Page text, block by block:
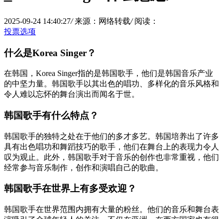
2025-09-24 14:40:27/ 来源：网络转载/ 阅读：
投票选项
什么是Korea Singer？
在韩国，Korea Singer指的是韩国歌手，他们是韩国音乐产业
的中坚力量。韩国歌手以其出色的唱功、多样化的音乐风格和
令人难以忘怀的舞台演出而闻名于世。
韩国歌手有什么特点？
韩国歌手的独特之处在于他们的多才多艺。韩国培养出了许多
具有出色唱功和舞蹈技巧的歌手，他们在舞台上的表现力令人
叹为观止。此外，韩国歌手对于音乐的创作也非常重视，他们
经常参与音乐制作，创作和演唱自己的歌曲。
韩国歌手在世界上有多受欢迎？
韩国歌手在世界范围内拥有大量的粉丝。他们的音乐和舞台表